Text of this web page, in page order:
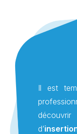
Il est
d’